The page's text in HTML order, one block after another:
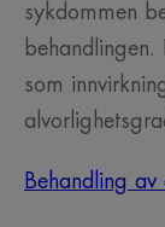
sykdommen
som
Behandling